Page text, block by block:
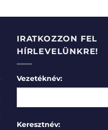
IRATKOZZON FEL
HÍRLEVELÜNKRE!
Vezetéknév:
Keresztnév: